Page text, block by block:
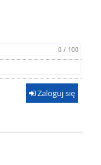
0 / 100
Zaloguj się